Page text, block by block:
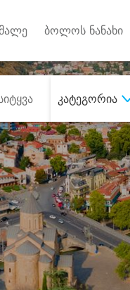
ბოლოს ნანახი
კატეგორია
სასურველი